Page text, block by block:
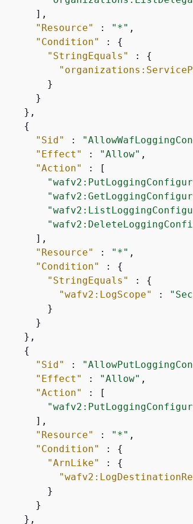
      ],
"Resource"
: "*" ,
"Condition"
: {
"StringEquals"
: {
        }
      }
    },
{
"Sid"
:
"Effect"
: "Allow" ,
"Action"
: [
      ],
"Resource"
: "*" ,
"Condition"
: {
"StringEquals"
: {
"wafv2:LogScope"
:
        }
      }
    },
{
"Sid"
:
"Effect"
: "Allow" ,
"Action"
: [
      ],
"Resource"
: "*" ,
"Condition"
: {
"ArnLike"
: {
        }
      }
    },